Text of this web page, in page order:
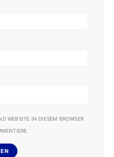
WEBSITE IN DIESEM BROWSER